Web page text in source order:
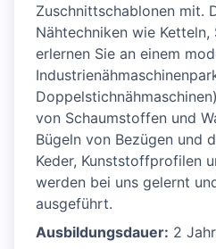
Zuschnittschablonen mit.
Nähtechniken wie Ketteln,
erlernen Sie an einem
von Schaumstoffen und
Bügeln von Bezügen und
Keder, Kunststoffprofilen
werden bei uns gelernt
ausgeführt.
Ausbildungsdauer: 2